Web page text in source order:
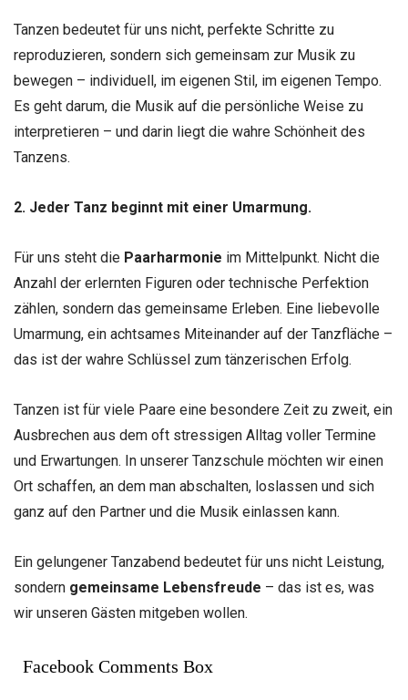
Tanzen bedeutet für uns nicht, perfekte Schritte zu
reproduzieren, sondern sich gemeinsam zur Musik zu
bewegen – individuell, im eigenen Stil, im eigenen Tempo.
Es geht darum, die Musik auf die persönliche Weise zu
interpretieren – und darin liegt die wahre Schönheit des
Tanzens.
2. Jeder Tanz beginnt mit einer Umarmung.
Für uns steht die Paarharmonie im Mittelpunkt. Nicht die
Anzahl der erlernten Figuren oder technische Perfektion
zählen, sondern das gemeinsame Erleben. Eine liebevolle
Umarmung, ein achtsames Miteinander auf der Tanzfläche –
das ist der wahre Schlüssel zum tänzerischen Erfolg.
Tanzen ist für viele Paare eine besondere Zeit zu zweit, ein
Ausbrechen aus dem oft stressigen Alltag voller Termine
und Erwartungen. In unserer Tanzschule möchten wir einen
Ort schaffen, an dem man abschalten, loslassen und sich
ganz auf den Partner und die Musik einlassen kann.
Ein gelungener Tanzabend bedeutet für uns nicht Leistung,
sondern gemeinsame Lebensfreude – das ist es, was
wir unseren Gästen mitgeben wollen.
Facebook Comments Box